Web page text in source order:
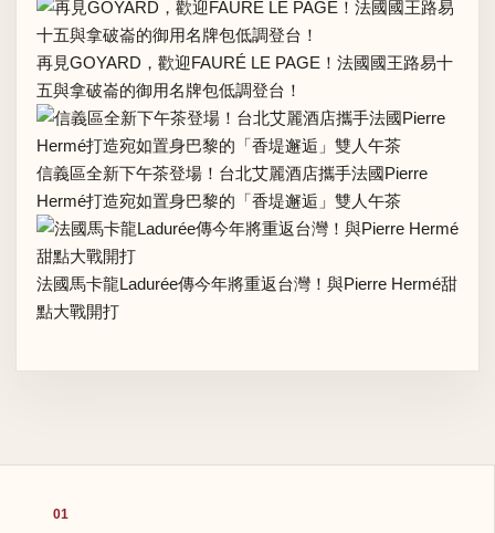
再見GOYARD，歡迎FAURÉ LE PAGE！法國國王路易十
五與拿破崙的御用名牌包低調登台！
信義區全新下午茶登場！台北艾麗酒店攜手法國Pierre
Hermé打造宛如置身巴黎的「香堤邂逅」雙人午茶
法國馬卡龍Ladurée傳今年將重返台灣！與Pierre Hermé甜
點大戰開打
01